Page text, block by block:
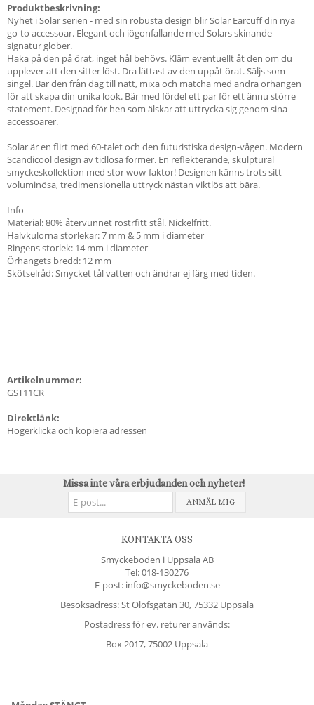
Produktbeskrivning:
Nyhet i Solar serien - med sin robusta design blir Solar Earcuff din nya
go-to accessoar. Elegant och iögonfallande med Solars skinande
signatur glober.
Haka på den på örat, inget hål behövs. Kläm eventuellt åt den om du
upplever att den sitter löst. Dra lättast av den uppåt örat. Säljs som
singel. Bär den från dag till natt, mixa och matcha med andra örhängen
för att skapa din unika look. Bär med fördel ett par för ett ännu större
statement. Designad för hen som älskar att uttrycka sig genom sina
accessoarer.
Solar är en flirt med 60-talet och den futuristiska design-vågen. Modern
Scandicool design av tidlösa former. En reflekterande, skulptural
smyckeskollektion med stor wow-faktor! Designen känns trots sitt
voluminösa, tredimensionella uttryck nästan viktlös att bära.
Info
Material: 80% återvunnet rostrfitt stål. Nickelfritt.
Halvkulorna storlekar: 7 mm & 5 mm i diameter
Ringens storlek: 14 mm i diameter
Örhängets bredd: 12 mm
Skötselråd: Smycket tål vatten och ändrar ej färg med tiden.
Artikelnummer:
GST11CR
Direktlänk:
Högerklicka och kopiera adressen
Missa inte våra erbjudanden och nyheter!
ANMÄL MIG
KONTAKTA OSS
Smyckeboden i Uppsala AB
Tel:018-130276
E-post: info@smyckeboden.se
Besöksadress: St Olofsgatan 30, 75332 Uppsala
Postadress för ev. returer används:
Box 2017, 75002 Uppsala